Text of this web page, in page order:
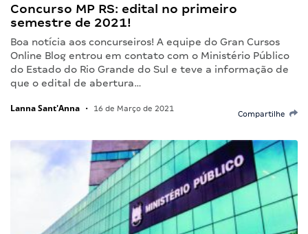
Concurso MP RS: edital no primeiro
semestre de 2021!
Boa notícia aos concurseiros! A equipe do Gran Cursos
Online Blog entrou em contato com o Ministério Público
do Estado do Rio Grande do Sul e teve a informação de
que o edital de abertura…
Lanna Sant'Anna • 16 de Março de 2021
Compartilhe